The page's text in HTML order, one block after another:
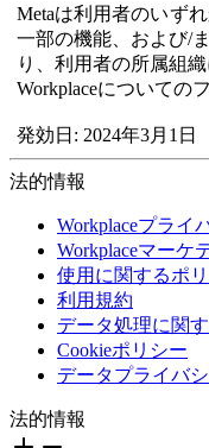
Metaは利用者のいず
一部の機能、および/
り、利用者の所属組
Workplaceについての
発効日: 2024年3月1日
法的情報
Workplaceプライ
Workplaceマーケ
使用に関するポ
利用規約
データ処理に関
Cookieポリシー
データプライバ
法的情報